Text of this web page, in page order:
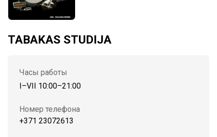
TABAKAS STUDIJA
Часы работы
I–VII 10:00–21:00
Номер телефона
+371 23072613